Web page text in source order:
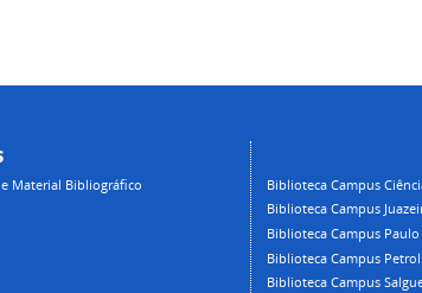
Material Bibliográfico
Biblioteca Campus
Biblioteca Campus
Biblioteca Campus
Biblioteca Campus
Biblioteca Campus